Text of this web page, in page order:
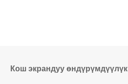
Кош экрандуу өндүрүмдүүлүк